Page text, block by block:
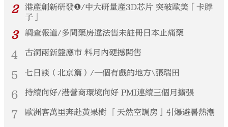
2
港產創新研發❶/中大研量產3D芯片 突破歐美「卡脖
子」
3 調查報道/多間藥房違法售未註冊日本止痛藥
4 古洞兩新盤應市 料月內硬撼開售
5 七日談（北京篇）/一個有戲的地方\張瑞田
6 持續向好/港營商環境向好 PMI連續三個月擴張
7 歐洲客萬里奔赴黃果樹 「天然空調房」引爆避暑熱潮